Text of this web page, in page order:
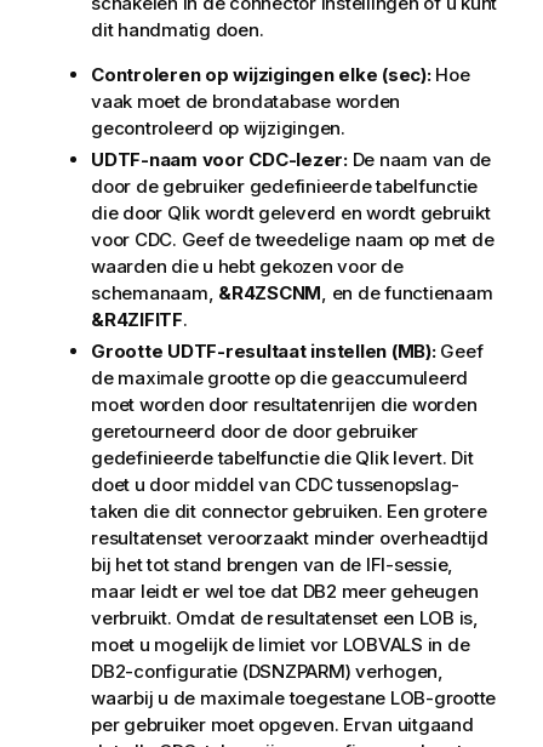
dit handmatig doen.
Controleren op wijzigingen elke (sec):Hoe
vaak moet de brondatabase worden
gecontroleerd op wijzigingen.
UDTF-naam voor CDC-lezer:De naam van de
door de gebruiker gedefinieerde tabelfunctie
die door Qlikwordt geleverd en wordt gebruikt
voor CDC. Geef de tweedelige naam op met de
waarden die u hebt gekozen voor de
schemanaam, &R4ZSCNM , en de functienaam
&R4ZIFITF.
Grootte UDTF-resultaat instellen (MB):Geef
de maximale grootte op die geaccumuleerd
moet worden door resultatenrijen die worden
geretourneerd door de door gebruiker
gedefinieerde tabelfunctie die Qliklevert. Dit
doet u door middel van CDCtussenopslag-
taken die dit connectorgebruiken. Een grotere
resultatenset veroorzaakt minder overheadtijd
bij het tot stand brengen van de IFI-sessie,
maar leidt er wel toe dat DB2 meer geheugen
verbruikt. Omdat de resultatenset een LOB is,
moet u mogelijk de limiet vor LOBVALS in de
DB2-configuratie (DSNZPARM) verhogen,
waarbij u de maximale toegestane LOB-grootte
per gebruiker moet opgeven. Ervan uitgaand